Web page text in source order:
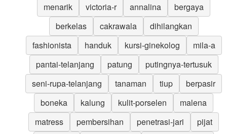
menarik
victoria-r annalina
bergaya
berkelas
cakrawala
dihilangkan
fashionista
handuk kursi-ginekolog
mila-a
pantai-telanjang
patung
putingnya-tertusuk
seni-rupa-telanjang
tanaman tiup
berpasir
boneka
kalung kulit-porselen
malena
matress
pembersihan penetrasi-jari
pijat